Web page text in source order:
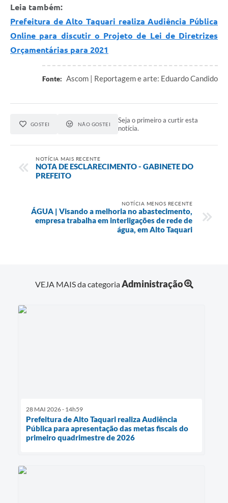
Leia também:
Prefeitura de Alto Taquari realiza Audiência Pública
Online para discutir o Projeto de Lei de Diretrizes
Orçamentárias para 2021
Fonte: Ascom | Reportagem e arte: Eduardo Candido
GOSTEI NÃO GOSTEI
Seja o primeiro a curtir esta
notícia.
NOTÍCIA MAIS RECENTE
NOTA DE ESCLARECIMENTO - GABINETE DO
PREFEITO
NOTÍCIA MENOS RECENTE
ÁGUA | Visando a melhoria no abastecimento,
empresa trabalha em interligações de rede de
água, em Alto Taquari
VEJA MAIS da categoriaAdministração
28 MAI 2026 - 14h59
Prefeitura de Alto Taquari realiza Audiência
Pública para apresentação das metas fiscais do
primeiro quadrimestre de 2026